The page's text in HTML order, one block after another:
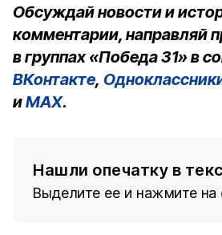
Обсуждай новости и
комментарии, направляй
в группах «Победа 31» в
ВКонтакте,
иMAX.
Нашли опечатку в
Выделите ее и нажмите на